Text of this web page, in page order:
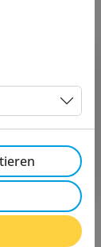
111,30€
legen